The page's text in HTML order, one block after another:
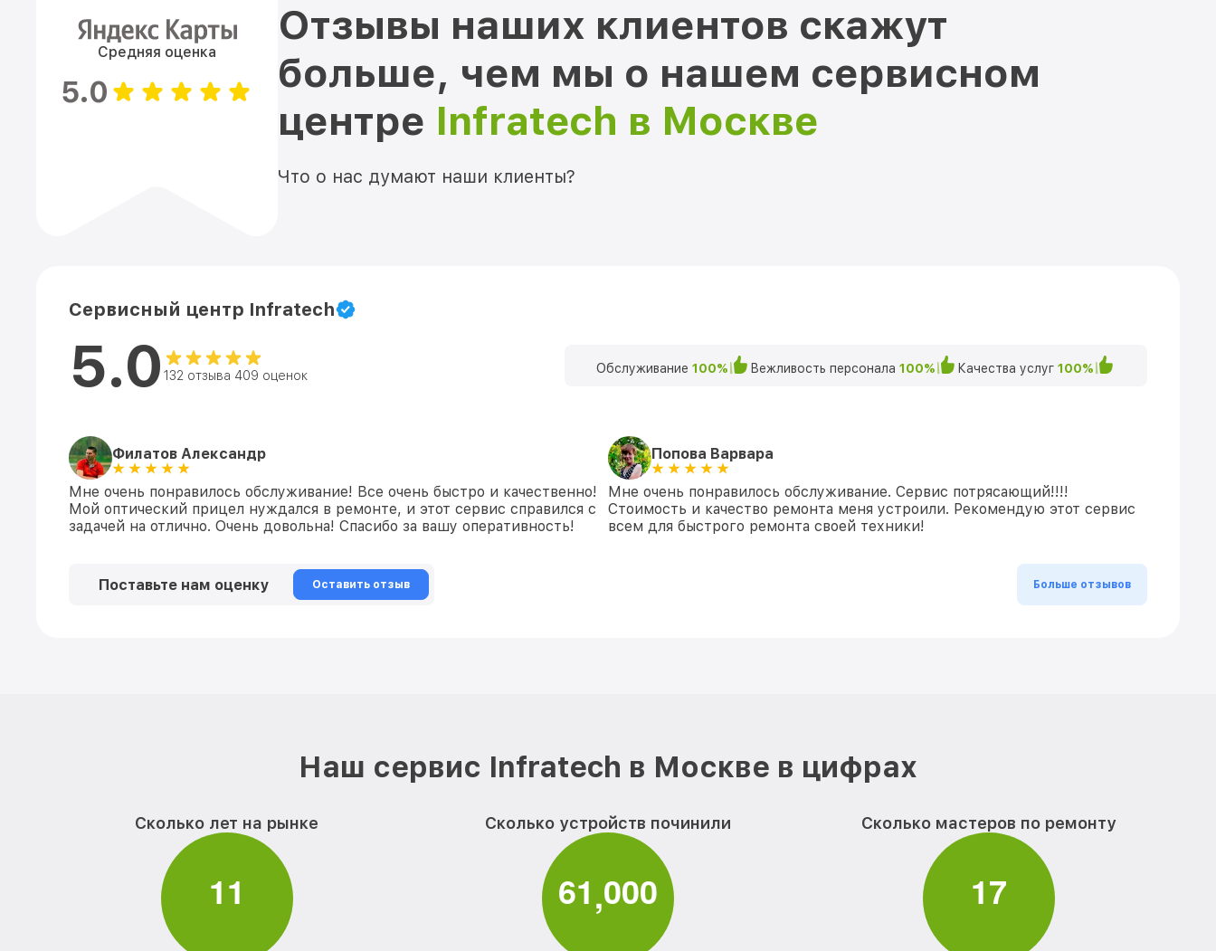
Средняя оценка
5.0
Отзывы наших клиентов скажут
больше, чем мы о нашем сервисном
центре Infratech в Москве
Что о нас думают наши клиенты?
Сервисный центр Infratech
5.0 132 отзыва 409 оценок Обслуживание 100% Вежливость персонала 100% Качества услуг 100%
Филатов Александр
Мне очень понравилось обслуживание! Все очень быстро и качественно!
Мой оптический прицел нуждался в ремонте, и этот сервис справился с
задачей на отлично. Очень довольна! Спасибо за вашу оперативность!
Попова Варвара
Мне очень понравилось обслуживание. Сервис потрясающий!!!!
Стоимость и качество ремонта меня устроили. Рекомендую этот сервис
всем для быстрого ремонта своей техники!
Поставьте нам оценку Оставить отзыв Больше отзывов
Наш сервис Infratech в Москве в цифрах
Сколько лет на рынке
11
Сколько устройств починили
61,000
Сколько мастеров по ремонту
17